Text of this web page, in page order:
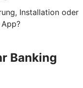
Installation oder
Banking